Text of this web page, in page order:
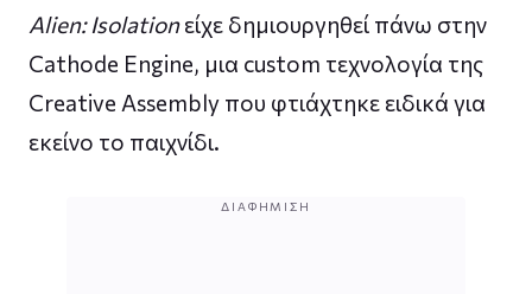
Alien: Isolationείχε δημιουργηθεί πάνω στην
Cathode Engine, μια custom τεχνολογία της
Creative Assembly που φτιάχτηκε ειδικά για
εκείνο το παιχνίδι.
ΔΙΑΦΉΜΙΣΗ